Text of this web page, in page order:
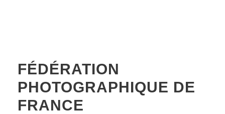
FÉDÉRATION
PHOTOGRAPHIQUE DE
FRANCE